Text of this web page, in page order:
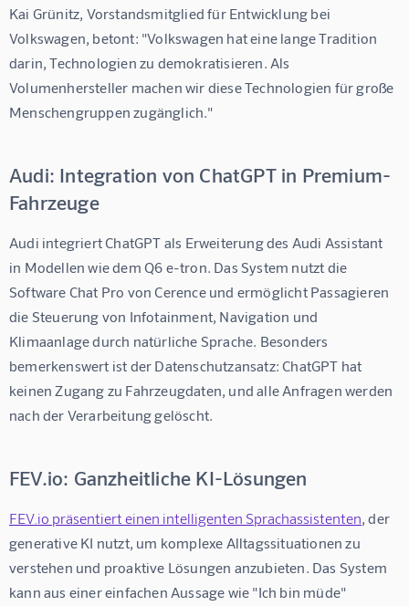
Kai Grünitz, Vorstandsmitglied für Entwicklung bei
Volkswagen, betont: "Volkswagen hat eine lange Tradition
darin, Technologien zu demokratisieren. Als
Volumenhersteller machen wir diese Technologien für große
Menschengruppen zugänglich."
Audi: Integration von ChatGPT in Premium-
Fahrzeuge
Audi integriert ChatGPT als Erweiterung des Audi Assistant
in Modellen wie dem Q6 e-tron. Das System nutzt die
Software Chat Pro von Cerence und ermöglicht Passagieren
die Steuerung von Infotainment, Navigation und
Klimaanlage durch natürliche Sprache. Besonders
bemerkenswert ist der Datenschutzansatz: ChatGPT hat
keinen Zugang zu Fahrzeugdaten, und alle Anfragen werden
nach der Verarbeitung gelöscht.
FEV.io: Ganzheitliche KI-Lösungen
FEV.io präsentiert einen intelligenten Sprachassistenten , der
generative KI nutzt, um komplexe Alltagssituationen zu
verstehen und proaktive Lösungen anzubieten. Das System
kann aus einer einfachen Aussage wie "Ich bin müde"